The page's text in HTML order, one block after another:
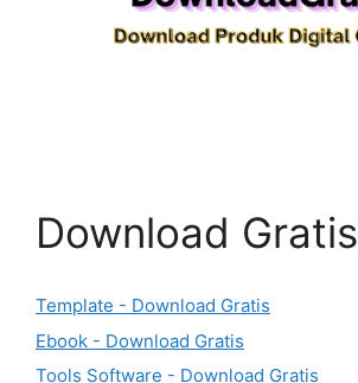
Download Gratis
Template - Download Gratis
Ebook - Download Gratis
Tools Software - Download Gratis